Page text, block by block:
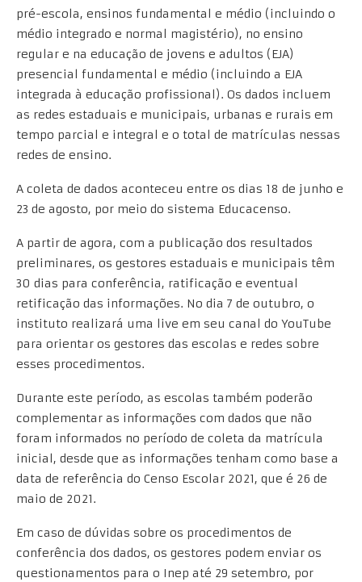
pré-escola, ensinos fundamental e médio (incluindo o
médio integrado e normal magistério), no ensino
regular e na educação de jovens e adultos (EJA)
presencial fundamental e médio (incluindo a EJA
integrada à educação profissional). Os dados incluem
as redes estaduais e municipais, urbanas e rurais em
tempo parcial e integral e o total de matrículas nessas
redes de ensino.
A coleta de dados aconteceu entre os dias 18 de junho e
23 de agosto, por meio do sistema Educacenso.
A partir de agora, com a publicação dos resultados
preliminares, os gestores estaduais e municipais têm
30 dias para conferência, ratificação e eventual
retificação das informações. No dia 7 de outubro, o
instituto realizará uma live em seu canal do YouTube
para orientar os gestores das escolas e redes sobre
esses procedimentos.
Durante este período, as escolas também poderão
complementar as informações com dados que não
foram informados no período de coleta da matrícula
inicial, desde que as informações tenham como base a
data de referência do Censo Escolar 2021, que é 26 de
maio de 2021.
Em caso de dúvidas sobre os procedimentos de
conferência dos dados, os gestores podem enviar os
questionamentos para o Inep até 29 setembro, por